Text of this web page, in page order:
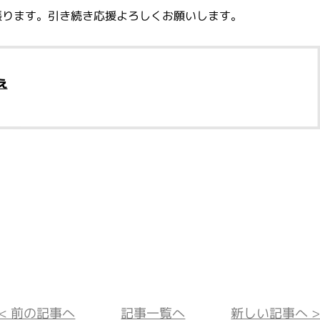
ます。引き続き応援よろしくお願いします。
前の記事へ 記事一覧へ 新しい記事へ